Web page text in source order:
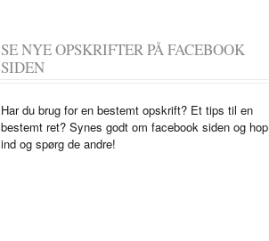
SE NYE OPSKRIFTER PÅ FACEBOOK
SIDEN
Har du brug for en bestemt opskrift? Et tips til en
bestemt ret? Synes godt om facebook siden og hop
ind og spørg de andre!